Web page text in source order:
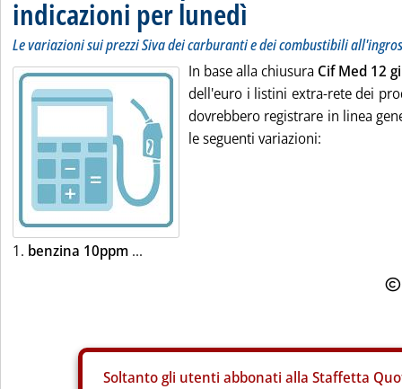
indicazioni per lunedì
Le variazioni sui prezzi Siva dei carburanti e dei combustibili
In base alla chiusura Cif Med 12
dell'euro i listini extra-rete dei
dovrebbero registrare in linea
le seguenti variazioni:
1. benzina 10ppm ...
Soltanto gli utenti abbonati alla Staffetta